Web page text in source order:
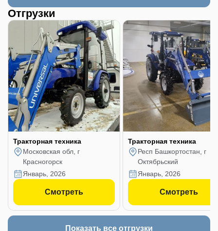
Отгрузки
Тракторная техника
Московская обл, г
Красногорск
январь, 2026
Смотреть
Тракторная техника
Респ Башкортостан, г
Октябрьский
январь, 2026
Смотреть
Показать все отгрузки